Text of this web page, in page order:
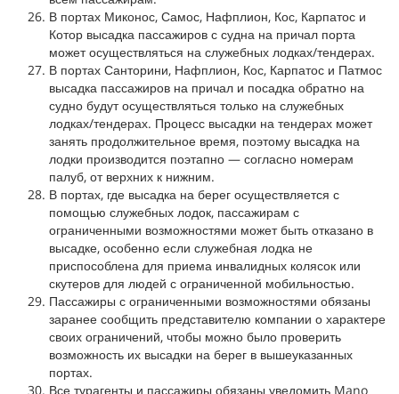
В портах Миконос, Самос, Нафплион, Кос, Карпатос и
Котор высадка пассажиров с судна на причал порта
может осуществляться на служебных лодках/тендерах.
В портах Санторини, Нафплион, Кос, Карпатос и Патмос
высадка пассажиров на причал и посадка обратно на
судно будут осуществляться только на служебных
лодках/тендерах. Процесс высадки на тендерах может
занять продолжительное время, поэтому высадка на
лодки производится поэтапно — согласно номерам
палуб, от верхних к нижним.
В портах, где высадка на берег осуществляется с
помощью служебных лодок, пассажирам с
ограниченными возможностями может быть отказано в
высадке, особенно если служебная лодка не
приспособлена для приема инвалидных колясок или
скутеров для людей с ограниченной мобильностью.
Пассажиры с ограниченными возможностями обязаны
заранее сообщить представителю компании о характере
своих ограничений, чтобы можно было проверить
возможность их высадки на берег в вышеуказанных
портах.
Все турагенты и пассажиры обязаны уведомить Mano